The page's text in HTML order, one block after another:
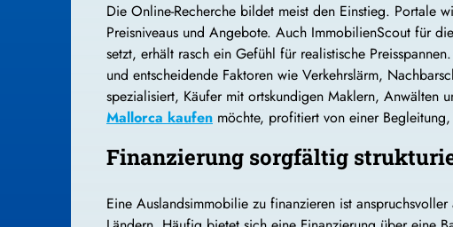
Die Online-Recherche bildet meist den Einstieg. Portale
Preisniveaus und Angebote. Auch ImmobilienScout für
setzt, erhält rasch ein Gefühl für realistische
und entscheidende Faktoren wie Verkehrslärm,
spezialisiert, Käufer mit ortskundigen Maklern, Anwälten
Mallorca kaufen möchte, profitiert von einer
Finanzierung sorgfältig
Eine Auslandsimmobilie zu finanzieren ist